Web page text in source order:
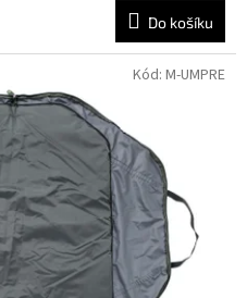
Do košíku
Kód: M-UMPRE